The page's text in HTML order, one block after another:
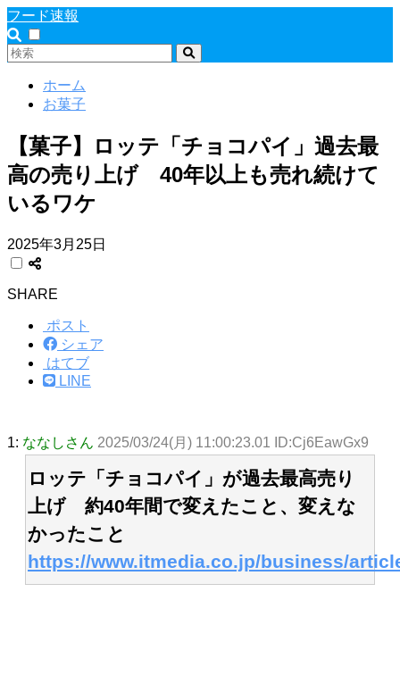
フード速報
ホーム
お菓子
【菓子】ロッテ「チョコパイ」過去最
高の売り上げ 40年以上も売れ続けて
いるワケ
2025年3月25日
SHARE
ポスト
シェア
はてブ
LINE
1: ななしさん 2025/03/24(月) 11:00:23.01 ID:Cj6EawGx9
ロッテ「チョコパイ」が過去最高売り
上げ 約40年間で変えたこと、変えな
かったこと
https://www.itmedia.co.jp/business/